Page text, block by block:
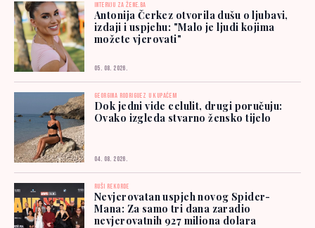
INTERVJU ZA ŽENE.BA
Antonija Čerkez otvorila dušu o ljubavi,
izdaji i uspjehu: "Malo je ljudi kojima
možete vjerovati"
05. 08. 2026.
GEORGINA RODRIGUEZ U KUPAĆEM
Dok jedni vide celulit, drugi poručuju:
Ovako izgleda stvarno žensko tijelo
04. 08. 2026.
RUŠI REKORDE
Nevjerovatan uspjeh novog Spider-
Mana: Za samo tri dana zaradio
nevjerovatnih 927 miliona dolara